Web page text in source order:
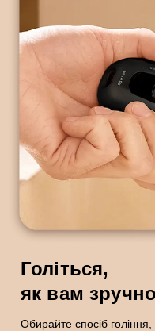
Голіться,
як вам зручно
Обирайте спосіб